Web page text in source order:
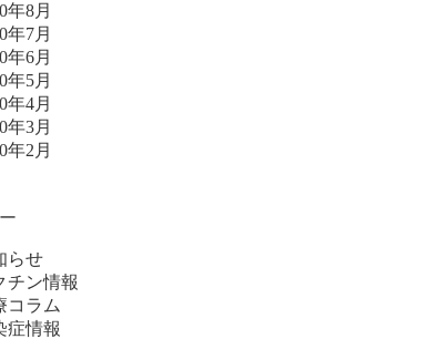
年8月
年7月
年6月
年5月
年4月
年3月
年2月
らせ
チン情報
コラム
症情報